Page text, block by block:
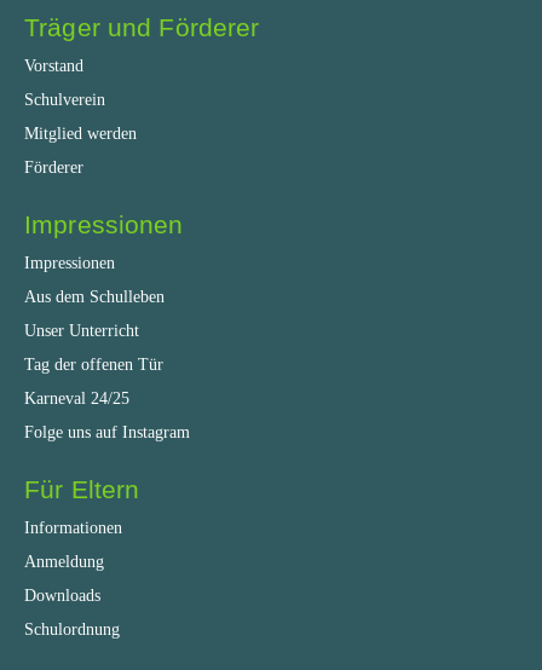
Träger und Förderer
Vorstand
Schulverein
Mitglied werden
Förderer
Impressionen
Impressionen
Aus dem Schulleben
Unser Unterricht
Tag der offenen Tür
Karneval 24/25
Folge uns auf Instagram
Für Eltern
Informationen
Anmeldung
Downloads
Schulordnung